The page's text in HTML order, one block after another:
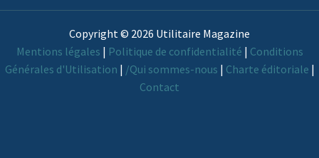
Copyright © 2026 Utilitaire Magazine
Mentions légales | Politique de confidentialité | Conditions
Générales d'Utilisation | /Qui sommes-nous | Charte éditoriale |
Contact